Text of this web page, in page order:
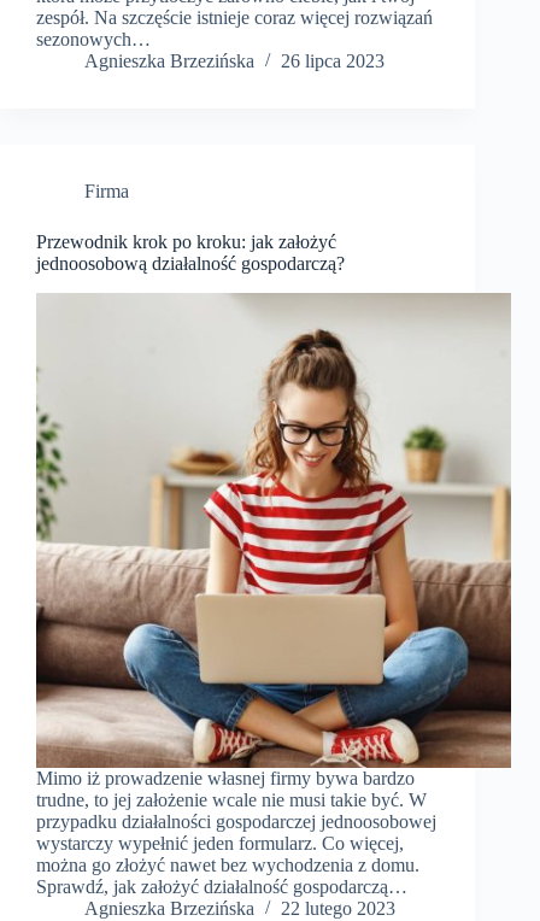
zespół. Na szczęście istnieje coraz więcej rozwiązań
sezonowych…
Agnieszka Brzezińska
26 lipca 2023
Firma
Przewodnik krok po kroku: jak założyć
jednoosobową działalność gospodarczą?
Mimo iż prowadzenie własnej firmy bywa bardzo
trudne, to jej założenie wcale nie musi takie być. W
przypadku działalności gospodarczej jednoosobowej
wystarczy wypełnić jeden formularz. Co więcej,
można go złożyć nawet bez wychodzenia z domu.
Sprawdź, jak założyć działalność gospodarczą…
Agnieszka Brzezińska
22 lutego 2023